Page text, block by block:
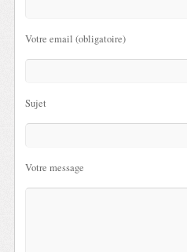
Votre email (obligatoire)
Sujet
Votre message